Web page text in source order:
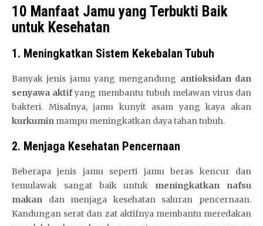
10 Manfaat Jamu yang Terbukti Baik
untuk Kesehatan
1. Meningkatkan Sistem Kekebalan Tubuh
Banyak jenis jamu yang mengandung antioksidan dan
senyawa aktifyang membantu tubuh melawan virus dan
bakteri. Misalnya, jamu kunyit asam yang kaya akan
kurkumin mampu meningkatkan daya tahan tubuh.
2. Menjaga Kesehatan Pencernaan
Beberapa jenis jamu seperti jamu beras kencur dan
temulawak sangat baik untuk meningkatkan nafsu
makan dan menjaga kesehatan saluran pencernaan.
Kandungan serat dan zat aktifnya membantu meredakan